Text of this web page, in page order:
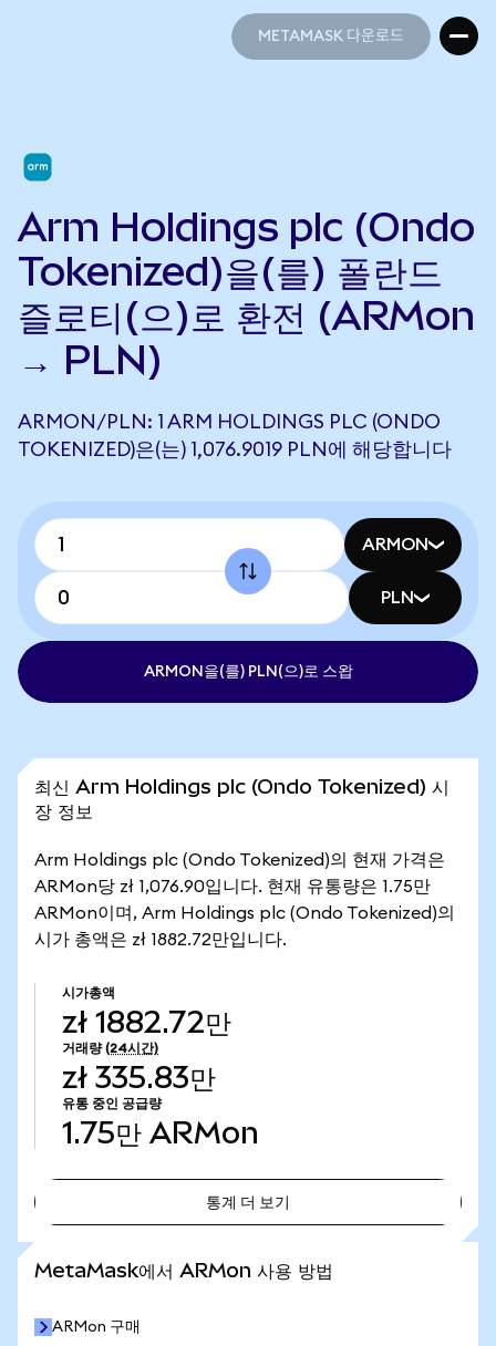
METAMASK 다운로드
Arm Holdings plc (Ondo
Tokenized)을(를) 폴란드
즐로티(으)로 환전 (ARMon
→ PLN)
ARMON/PLN: 1 ARM HOLDINGS PLC (ONDO
TOKENIZED)은(는) 1,076.9019 PLN에 해당합니다
ARMON
PLN
ARMON을(를) PLN(으)로 스왑
최신 Arm Holdings plc (Ondo Tokenized) 시
장 정보
Arm Holdings plc (Ondo Tokenized)의 현재 가격은
ARMon당 zł 1,076.90입니다. 현재 유통량은 1.75만
ARMon이며, Arm Holdings plc (Ondo Tokenized)의
시가 총액은 zł 1882.72만입니다.
시가총액
zł 1882.72만
거래량 (24시간)
zł 335.83만
유통 중인 공급량
1.75만 ARMon
통계 더 보기
MetaMask에서 ARMon 사용 방법
ARMon 구매